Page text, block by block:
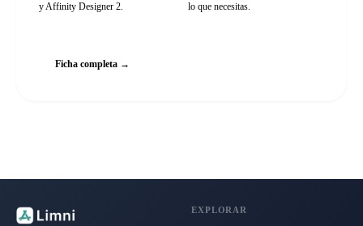
y Affinity Designer 2.
lo que necesitas.
Ficha completa →
EXPLORAR